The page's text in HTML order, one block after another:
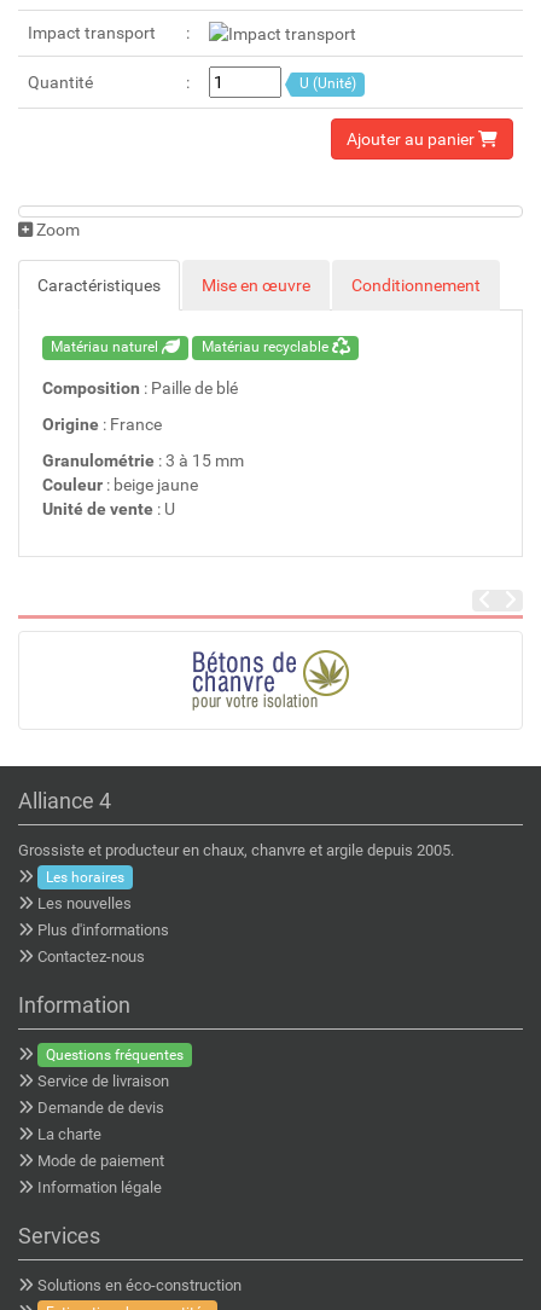
Impact transport
Quantité U (Unité)
Ajouter au panier
Zoom
Caractéristiques Mise en œuvre Conditionnement
Matériau naturel Matériau recyclable
Composition : Paille de blé
Origine : France
Granulométrie : 3 à 15 mm
Couleur : beige jaune
Unité de vente : U
Alliance 4
Grossiste et producteur en chaux, chanvre et argile depuis 2005.
Les horaires
Les nouvelles
Plus d'informations
Contactez-nous
Information
Questions fréquentes
Service de livraison
Demande de devis
La charte
Mode de paiement
Information légale
Services
Solutions en éco-construction